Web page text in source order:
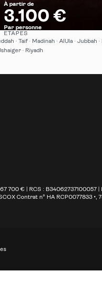
À partir de
3.100 €
Par personne
Afficher
ÉTAPES
· Taif · Madinah · AlUla · Jubbah
· Riyadh
700 € | RCS : B34062737100057 |
Contrat n° HA RCP0077833 •,